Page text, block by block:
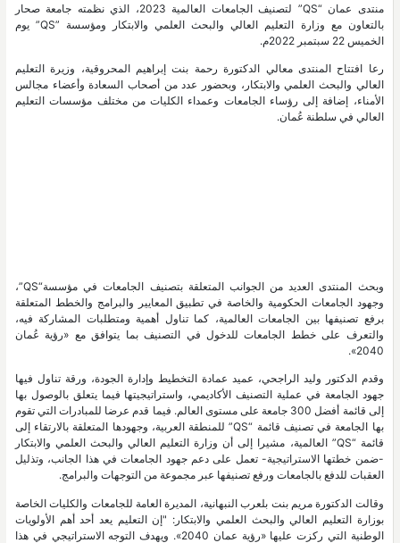
منتدى عمان “QS” لتصنيف الجامعات العالمية 2023، الذي نظمته جامعة صحار
بالتعاون مع وزارة التعليم العالي والبحث العلمي والابتكار ومؤسسة ”QS” يوم
الخميس 22 سبتمبر 2022م.
رعا افتتاح المنتدى معالي الدكتورة رحمة بنت إبراهيم المحروقية، وزيرة التعليم
العالي والبحث العلمي والابتكار، وبحضور عدد من أصحاب السعادة وأعضاء مجالس
الأمناء، إضافة إلى رؤساء الجامعات وعمداء الكليات من مختلف مؤسسات التعليم
العالي في سلطنة عُمان.
وبحث المنتدى العديد من الجوانب المتعلقة بتصنيف الجامعات في مؤسسة“QS”،
وجهود الجامعات الحكومية والخاصة في تطبيق المعايير والبرامج والخطط المتعلقة
برفع تصنيفها بين الجامعات العالمية، كما تناول أهمية ومتطلبات المشاركة فيه،
والتعرف على خطط الجامعات للدخول في التصنيف بما يتوافق مع «رؤية عُمان
2040».
وقدم الدكتور وليد الراجحي، عميد عمادة التخطيط وإدارة الجودة، ورقة تناول فيها
جهود الجامعة في عملية التصنيف الأكاديمي، واستراتيجيتها فيما يتعلق بالوصول بها
إلى قائمة أفضل 300 جامعة على مستوى العالم. فيما قدم عرضا للمبادرات التي تقوم
بها الجامعة في تصنيف قائمة “QS” للمنطقة العربية، وجهودها المتعلقة بالارتقاء إلى
قائمة “QS” العالمية، مشيرا إلى أن وزارة التعليم العالي والبحث العلمي والابتكار
-ضمن خطتها الاستراتيجية- تعمل على دعم جهود الجامعات في هذا الجانب، وتذليل
العقبات للدفع بالجامعات ورفع تصنيفها عبر مجموعة من التوجهات والبرامج.
وقالت الدكتورة مريم بنت بلعرب النبهانية، المديرة العامة للجامعات والكليات الخاصة
بوزارة التعليم العالي والبحث العلمي والابتكار: "إن التعليم يعد أحد أهم الأولويات
الوطنية التي ركزت عليها «رؤية عمان 2040». ويهدف التوجه الاستراتيجي في هذا